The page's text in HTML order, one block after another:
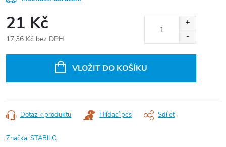
21 Kč
17,36 Kč bez DPH
VLOŽIT DO KOŠÍKU
Dotaz k produktu Hlídací pes Sdílet
Značka:STABILO